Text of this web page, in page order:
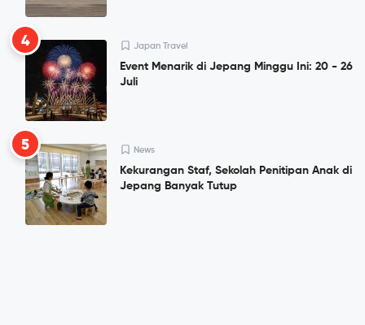
4 Japan Travel
Event Menarik di Jepang Minggu Ini: 20 - 26
Juli
5 News
Kekurangan Staf, Sekolah Penitipan Anak di
Jepang Banyak Tutup